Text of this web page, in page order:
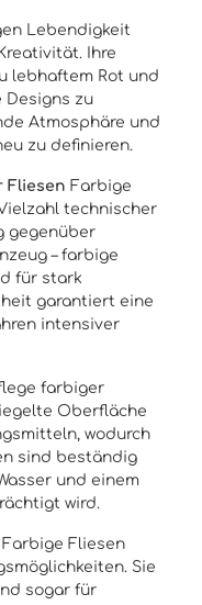
Lebendigkeit
Ihre
lebhaftem Rot und
Designs zu
Atmosphäre und
zu definieren.
Fliesen Farbige
technischer
gegenüber
– farbige
für stark
garantiert eine
intensiver
farbiger
Oberfläche
wodurch
sind beständig
und einem
wird.
Farbige Fliesen
Sie
sogar für